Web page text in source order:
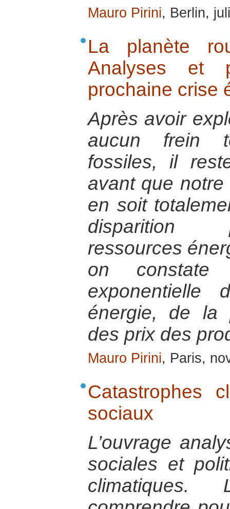
Mauro Pirini, Berlin,
La planète
Analyses et
prochaine crise
Après avoir
aucun frein
fossiles, il
avant que
en soit
disparition
ressources
on constate
énergie, de la
des prix des
Mauro Pirini, Paris,
Catastrophes
sociaux
L’ouvrage
sociales et
climatiques.